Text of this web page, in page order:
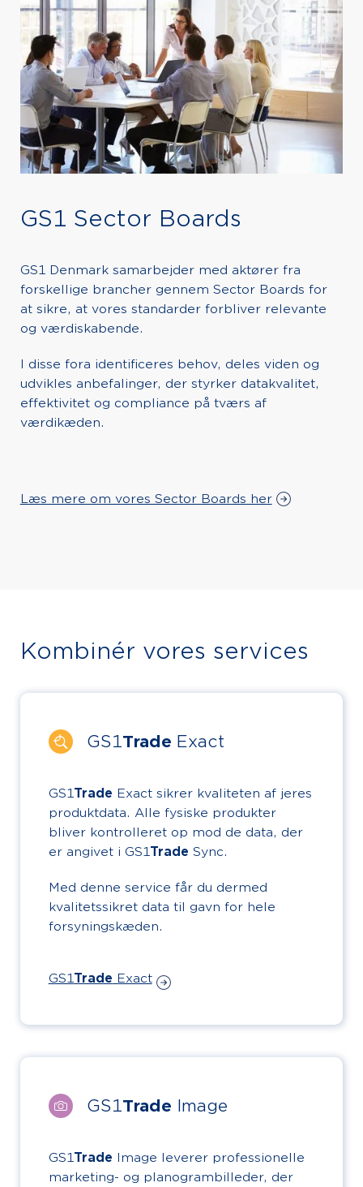
GS1 Sector Boards
GS1 Denmark samarbejder med aktører fra
forskellige brancher gennem Sector Boards for
at sikre, at vores standarder forbliver relevante
og værdiskabende.
I disse fora identificeres behov, deles viden og
udvikles anbefalinger, der styrker datakvalitet,
effektivitet og compliance på tværs af
værdikæden.
Læs mere om vores Sector Boards her
Kombinér vores services
GS1Trade Exact
GS1Trade Exact sikrer kvaliteten af jeres
produktdata. Alle fysiske produkter
bliver kontrolleret op mod de data, der
er angivet i GS1Trade Sync.
Med denne service får du dermed
kvalitetssikret data til gavn for hele
forsyningskæden.
GS1Trade Exact
GS1Trade Image
GS1Trade Image leverer professionelle
marketing- og planogrambilleder, der